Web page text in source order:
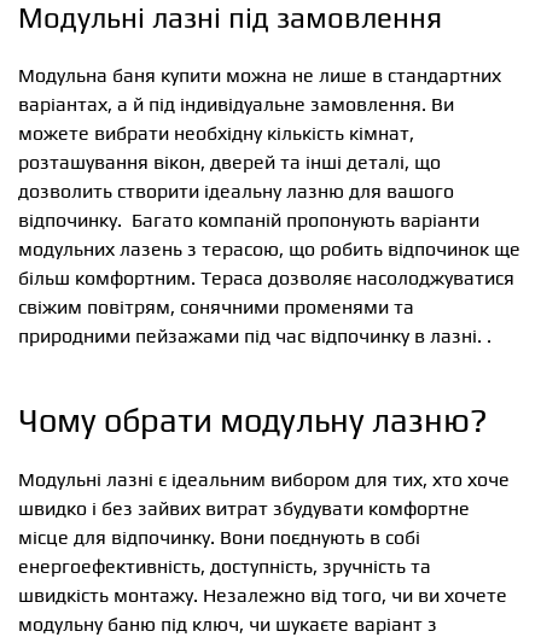
Модульні лазні під замовлення
Модульна баня купити можна не лише в стандартних
варіантах, а й під індивідуальне замовлення. Ви
можете вибрати необхідну кількість кімнат,
розташування вікон, дверей та інші деталі, що
дозволить створити ідеальну лазню для вашого
відпочинку. Багато компаній пропонують варіанти
модульних лазень з терасою, що робить відпочинок ще
більш комфортним. Тераса дозволяє насолоджуватися
свіжим повітрям, сонячними променями та
природними пейзажами під час відпочинку в лазні. .
Чому обрати модульну лазню?
Модульні лазні є ідеальним вибором для тих, хто хоче
швидко і без зайвих витрат збудувати комфортне
місце для відпочинку. Вони поєднують в собі
енергоефективність, доступність, зручність та
швидкість монтажу. Незалежно від того, чи ви хочете
модульну баню під ключ, чи шукаєте варіант з